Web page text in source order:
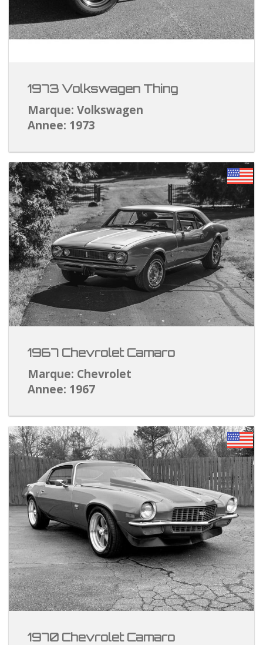
1973 Volkswagen Thing
Marque: Volkswagen
Annee: 1973
1967 Chevrolet Camaro
Marque: Chevrolet
Annee: 1967
1970 Chevrolet Camaro